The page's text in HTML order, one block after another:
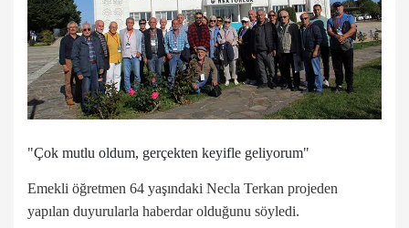
"Çok mutlu oldum, gerçekten keyifle geliyorum"
Emekli öğretmen 64 yaşındaki Necla Terkan projeden
yapılan duyurularla haberdar olduğunu söyledi.